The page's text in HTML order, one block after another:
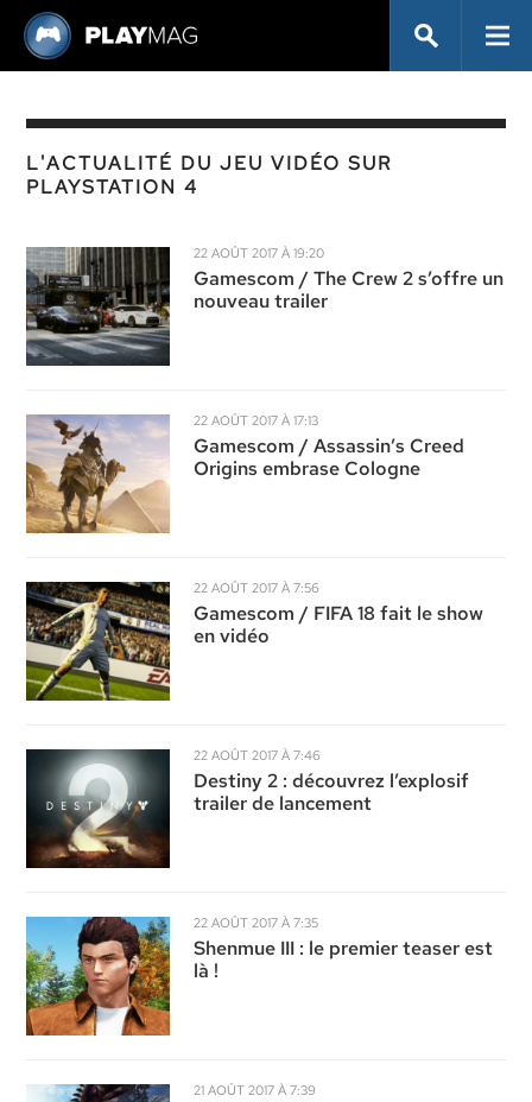
L'ACTUALITÉ DU JEU VIDÉO SUR
PLAYSTATION 4
22 AOÛT 2017 À 19:20
Gamescom / The Crew 2 s’offre un
nouveau trailer
22 AOÛT 2017 À 17:13
Gamescom / Assassin’s Creed
Origins embrase Cologne
22 AOÛT 2017 À 7:56
Gamescom / FIFA 18 fait le show
en vidéo
22 AOÛT 2017 À 7:46
Destiny 2 : découvrez l’explosif
trailer de lancement
22 AOÛT 2017 À 7:35
Shenmue III : le premier teaser est
là !
21 AOÛT 2017 À 7:39